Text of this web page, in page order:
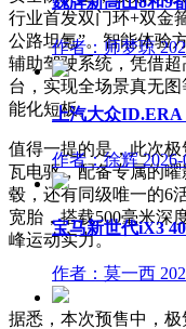
行业首发双门环+双金
公路坦氪”。智能体验
辅助驾驶系统，凭借
台，实现全场景真无
能化短板。
值得一提的是，此次
瓦电驱，配备专属的
毂，还有同级唯一的6
宽胎，搭载500毫米深
峰运动实力。
据悉，本次预售中，极
作者：师梦琼
上汽大众ID.ERA
作者：徐辉
宝马新世代iX3
作者：莫一西